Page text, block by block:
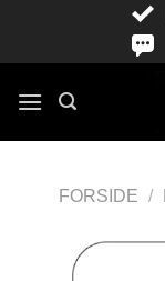
FORSIDE /